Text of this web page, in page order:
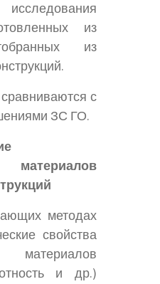
исследования
из
из
с
ЗС ГО.
материалов
методах
свойства
и др.)